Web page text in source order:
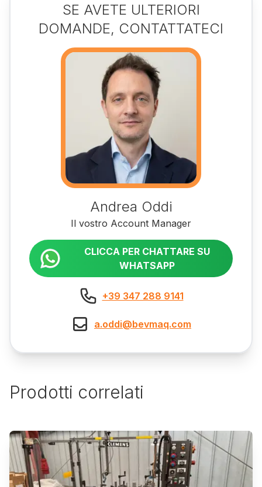
SE AVETE ULTERIORI
DOMANDE, CONTATTATECI
Andrea Oddi
Il vostro Account Manager
CLICCA PER CHATTARE SU
WHATSAPP
+39 347 288 9141
a.oddi@bevmaq.com
Prodotti correlati